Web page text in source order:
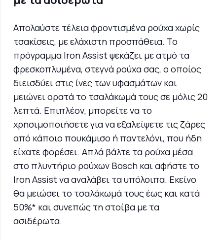
Απολαύστε τέλεια φροντισμένα ρούχα χωρίς
τσακίσεις, με ελάχιστη προσπάθεια. Το
πρόγραμμα Iron Assist ψεκάζει με ατμό τα
φρεσκοπλυμένα, στεγνά ρούχα σας, ο οποίος
διεισδύει στις ίνες των υφασμάτων και
μειώνει ορατά το τσαλάκωμά τους σε μόλις 20
λεπτά. Επιπλέον, μπορείτε να το
χρησιμοποιήσετε για να εξαλείψετε τις ζάρες
από κάποιο πουκάμισο ή παντελόνι, που ήδη
είχατε φορέσει. Απλά βάλτε τα ρούχα μέσα
στο πλυντήριο ρούχων Bosch και αφήστε το
Iron Assist να αναλάβει τα υπόλοιπα. Εκείνο
θα μειώσει το τσαλάκωμά τους έως και κατά
50%* και συνεπώς τη στοίβα με τα
ασιδέρωτα.